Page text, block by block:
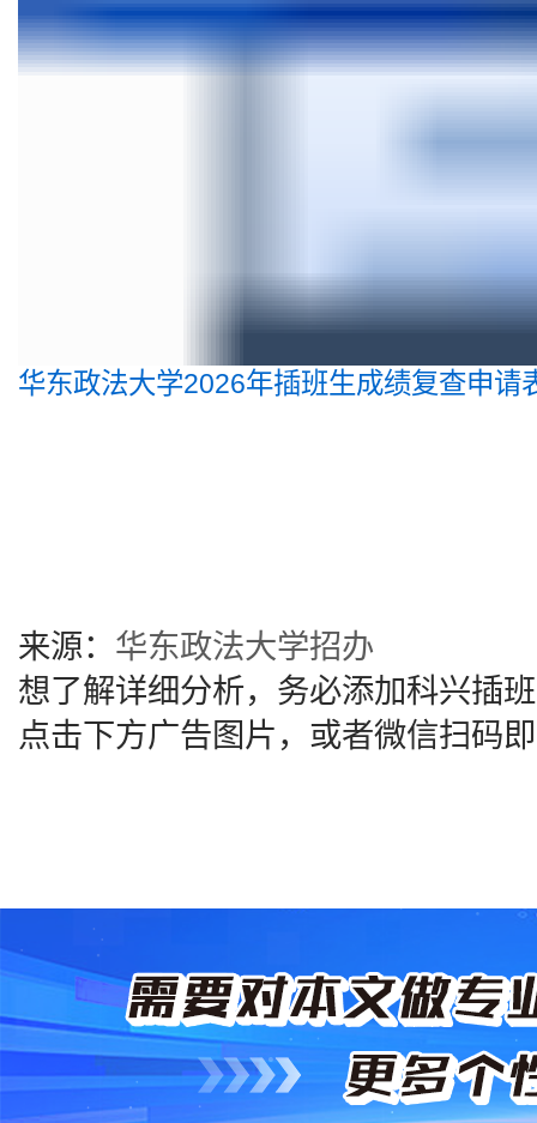
华东政法大学2026年插班生成绩复查申请
来源： 华东政法大学招办
想了解详细分析，务必添加科兴插
点击下方广告图片，或者微信扫码